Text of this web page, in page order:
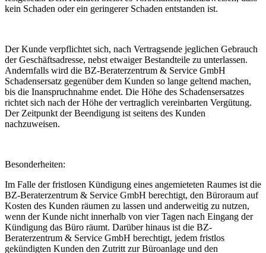
kein Schaden oder ein geringerer Schaden entstanden ist.
Der Kunde verpflichtet sich, nach Vertragsende jeglichen Gebrauch
der Geschäftsadresse, nebst etwaiger Bestandteile zu unterlassen.
Andernfalls wird die BZ-Beraterzentrum & Service GmbH
Schadensersatz gegenüber dem Kunden so lange geltend machen,
bis die Inanspruchnahme endet. Die Höhe des Schadensersatzes
richtet sich nach der Höhe der vertraglich vereinbarten Vergütung.
Der Zeitpunkt der Beendigung ist seitens des Kunden
nachzuweisen.
Besonderheiten:
Im Falle der fristlosen Kündigung eines angemieteten Raumes ist die
BZ-Beraterzentrum & Service GmbH berechtigt, den Büroraum auf
Kosten des Kunden räumen zu lassen und anderweitig zu nutzen,
wenn der Kunde nicht innerhalb von vier Tagen nach Eingang der
Kündigung das Büro räumt. Darüber hinaus ist die BZ-
Beraterzentrum & Service GmbH berechtigt, jedem fristlos
gekündigten Kunden den Zutritt zur Büroanlage und den